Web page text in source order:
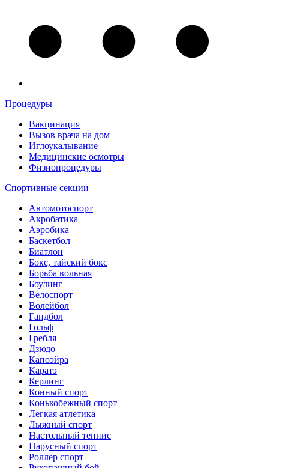
Процедуры
Вакцинация
Вызов врача на дом
Иглоукалывание
Медицинские осмотры
Физиопроцедуры
Спортивные секции
Автомотоспорт
Акробатика
Аэробика
Баскетбол
Биатлон
Бокс, тайский бокс
Борьба вольная
Боулинг
Велоспорт
Волейбол
Гандбол
Гольф
Гребля
Дзюдо
Капоэйра
Каратэ
Керлинг
Конный спорт
Конькобежный спорт
Легкая атлетика
Лыжный спорт
Настольный теннис
Парусный спорт
Роллер спорт